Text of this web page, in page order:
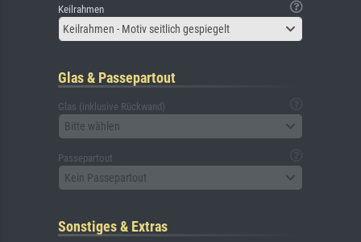
Keilrahmen
Keilrahmen - Motiv seitlich gespiegelt
Glas & Passepartout
Glas (inklusive Rückwand)
Bitte wählen
Passepartout
Kein Passepartout
Sonstiges & Extras